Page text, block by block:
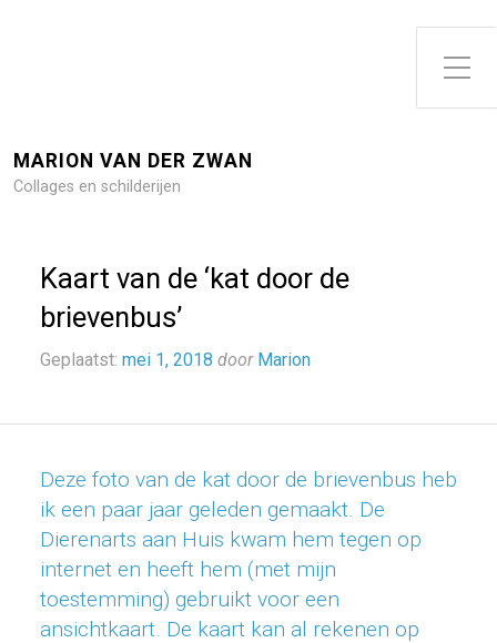
Toggle
MARION VAN DER ZWAN
Collages en schilderijen
Kaart van de ‘kat door de
brievenbus’
Geplaatst: mei 1, 2018 door Marion
Deze foto van de kat door de brievenbus heb
ik een paar jaar geleden gemaakt. De
Dierenarts aan Huis kwam hem tegen op
internet en heeft hem (met mijn
toestemming) gebruikt voor een
ansichtkaart. De kaart kan al rekenen op